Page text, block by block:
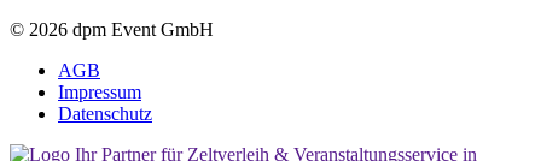
© 2026 dpm Event GmbH
AGB
Impressum
Datenschutz